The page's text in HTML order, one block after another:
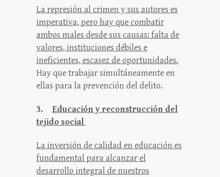
La represión al crimen y sus autores es
imperativa, pero hay que combatir
ambos males desde sus causas: falta de
valores, instituciones débiles e
ineficientes, escasez de oportunidades.
Hay que trabajar simultáneamente en
ellas para la prevención del delito.
3.
Educación y reconstrucción del
tejido social
La inversión de calidad en educación es
fundamental para alcanzar el
desarrollo integral de nuestros